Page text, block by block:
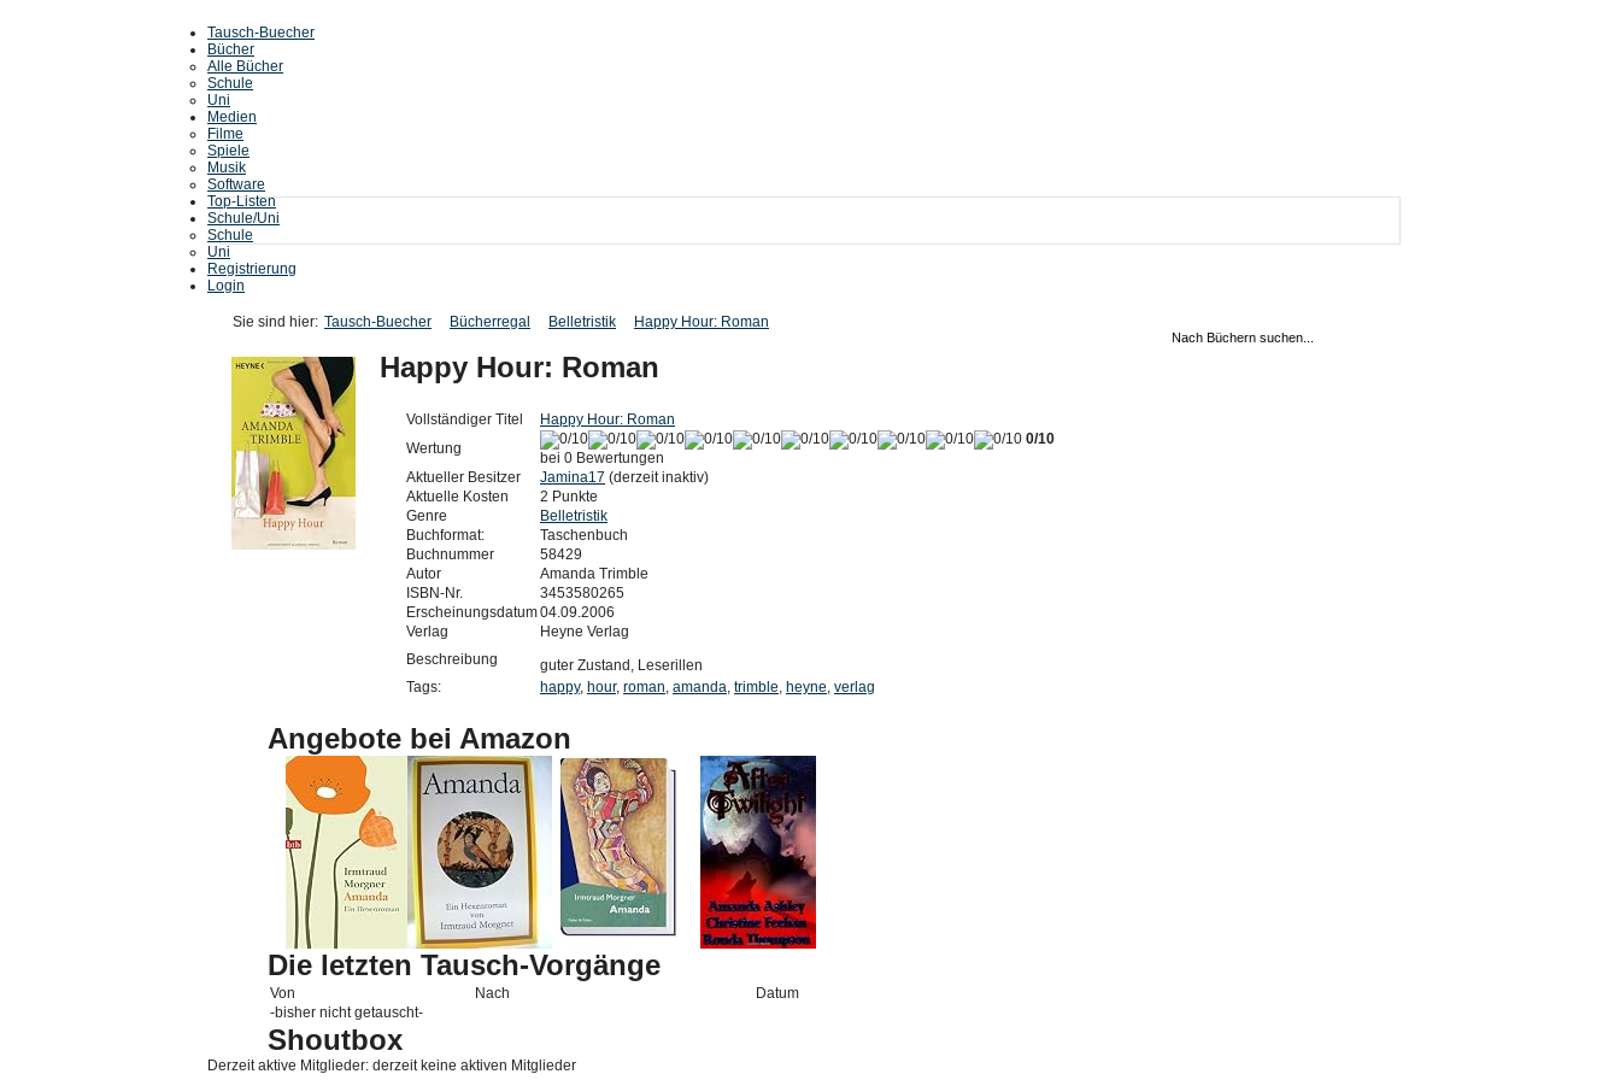
Tausch-Buecher
Bücher
Alle Bücher
Schule
Uni
Medien
Filme
Spiele
Musik
Software
Top-Listen
Schule/Uni
Schule
Uni
Registrierung
Login
Sie sind hier: Tausch-Buecher Bücherregal Belletristik Happy Hour: Roman
Happy Hour: Roman
Vollständiger Titel
Happy Hour: Roman
Wertung
0/10
bei 0 Bewertungen
Aktueller Besitzer
Jamina17 (derzeit inaktiv)
Aktuelle Kosten
2 Punkte
Genre
Belletristik
Buchformat:
Taschenbuch
Buchnummer
58429
Autor
Amanda Trimble
ISBN-Nr.
3453580265
Erscheinungsdatum04.09.2006
Verlag
Heyne Verlag
Beschreibung
guter Zustand, Leserillen
Tags:
happy, hour, roman, amanda, trimble, heyne, verlag
Angebote bei Amazon
Die letzten Tausch-Vorgänge
Von Nach
Datum
-bisher nicht getauscht-
Shoutbox
Derzeit aktive Mitglieder: derzeit keine aktiven Mitglieder